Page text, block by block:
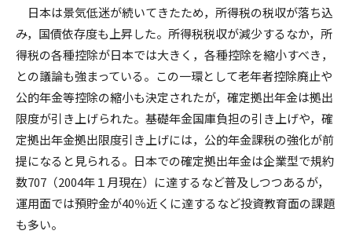
日本は景気低迷が続いてきたため，所得税の税収が落ち込
み，国債依存度も上昇した。所得税税収が減少するなか，所
得税の各種控除が日本では大きく，各種控除を縮小すべき，
との議論も強まっている。この一環として老年者控除廃止や
公的年金等控除の縮小も決定されたが，確定拠出年金は拠出
限度が引き上げられた。基礎年金国庫負担の引き上げや，確
定拠出年金拠出限度引き上げには，公的年金課税の強化が前
提になると見られる。日本での確定拠出年金は企業型で規約
数707（2004年１月現在）に達するなど普及しつつあるが，
運用面では預貯金が40％近くに達するなど投資教育面の課題
も多い。